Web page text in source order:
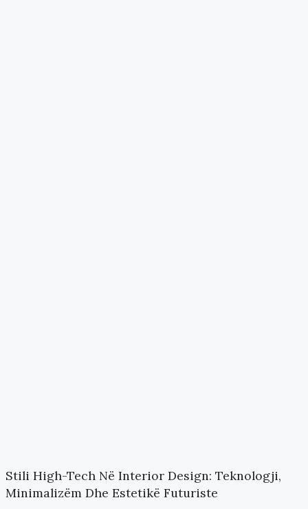
Stili High-Tech Në Interior Design: Teknologji,
Minimalizëm Dhe Estetikë Futuriste